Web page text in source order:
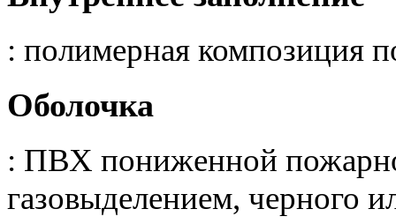
: полимерная композиция
Оболочка
: ПВХ пониженной
газовыделением, черного